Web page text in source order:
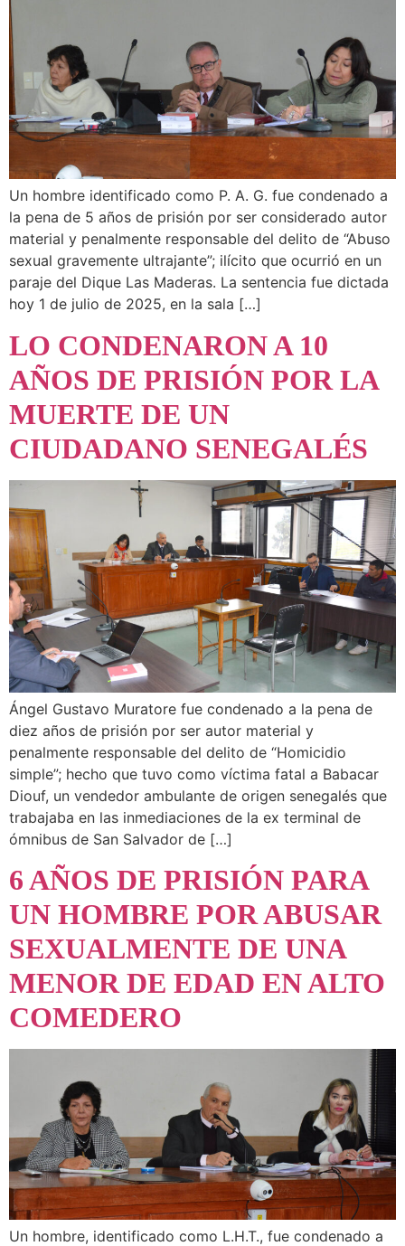
Un hombre identificado como P. A. G. fue condenado a
la pena de 5 años de prisión por ser considerado autor
material y penalmente responsable del delito de “Abuso
sexual gravemente ultrajante”; ilícito que ocurrió en un
paraje del Dique Las Maderas. La sentencia fue dictada
hoy 1 de julio de 2025, en la sala […]
LO CONDENARON A 10
AÑOS DE PRISIÓN POR LA
MUERTE DE UN
CIUDADANO SENEGALÉS
Ángel Gustavo Muratore fue condenado a la pena de
diez años de prisión por ser autor material y
penalmente responsable del delito de “Homicidio
simple”; hecho que tuvo como víctima fatal a Babacar
Diouf, un vendedor ambulante de origen senegalés que
trabajaba en las inmediaciones de la ex terminal de
ómnibus de San Salvador de […]
6 AÑOS DE PRISIÓN PARA
UN HOMBRE POR ABUSAR
SEXUALMENTE DE UNA
MENOR DE EDAD EN ALTO
COMEDERO
Un hombre, identificado como L.H.T., fue condenado a